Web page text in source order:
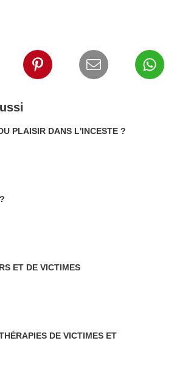
PLAISIR DANS L'INCESTE ?
ET DE VICTIMES
DE VICTIMES ET